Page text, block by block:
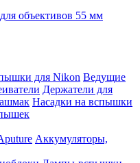
объективов 55 мм
для Nikon Ведущие
Держатели для
Насадки на вспышки
Аккумуляторы,